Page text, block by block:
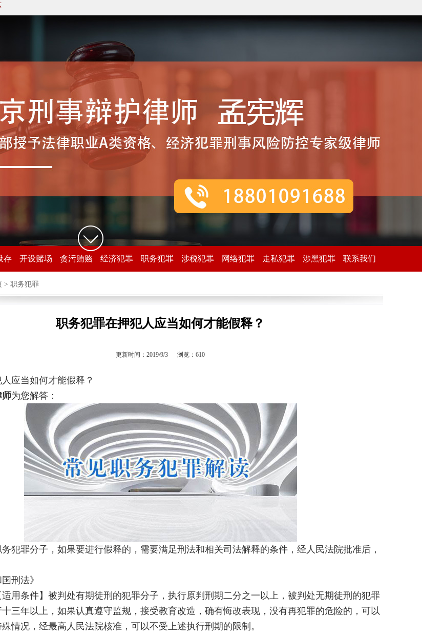
存 开设赌场 贪污贿赂 经济犯罪 职务犯罪 涉税犯罪 网络犯罪 走私犯罪 涉黑犯罪 联系我们
> 职务犯罪
职务犯罪在押犯人应当如何才能假释？
更新时间：2019/9/3 浏览： 610
应当如何才能假释？
师为您解答：
犯罪分子，如果要进行假释的，需要满足刑法和相关司法解释的条件，经人民法院批准后，
刑法》
用条件】被判处有期徒刑的犯罪分子，执行原判刑期二分之一以上，被判处无期徒刑的犯罪
三年以上，如果认真遵守监规，接受教育改造，确有悔改表现，没有再犯罪的危险的，可以
情况，经最高人民法院核准，可以不受上述执行刑期的限制。